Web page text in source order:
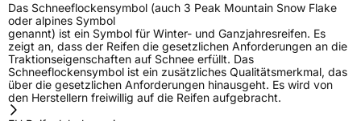
Das Schneeflockensymbol (auch 3 Peak Mountain Snow Flake
oder alpines Symbol
genannt) ist ein Symbol für Winter- und Ganzjahresreifen. Es
zeigt an, dass der Reifen die gesetzlichen Anforderungen an die
Traktionseigenschaften auf Schnee erfüllt. Das
Schneeflockensymbol ist ein zusätzliches Qualitätsmerkmal, das
über die gesetzlichen Anforderungen hinausgeht. Es wird von
den Herstellern freiwillig auf die Reifen aufgebracht.